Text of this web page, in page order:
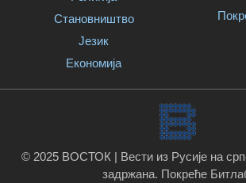
Становништво
Језик
Економија
© 2025 ВОСТОК | Вести из Русије на
задржана. Покреће